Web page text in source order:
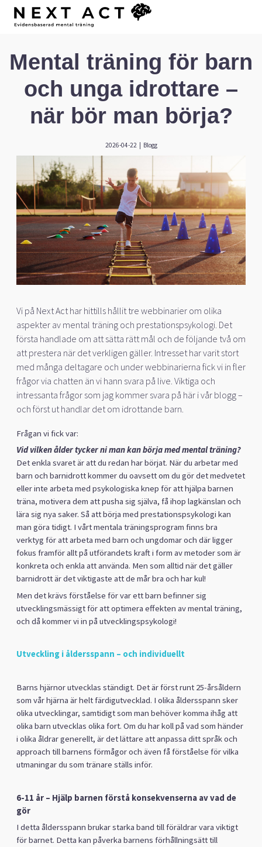
Mental träning för barn
och unga idrottare –
när bör man börja?
2026-04-22| Blogg
Vi på Next Act har hittills hållit tre webbinarier om olika
aspekter av mental träning och prestationspsykologi. Det
första handlade om att sätta rätt mål och de följande två om
att prestera när det verkligen gäller. Intresset har varit stort
med många deltagare och under webbinarierna fick vi in fler
frågor via chatten än vi hann svara på live. Viktiga och
intressanta frågor som jag kommer svara på här i vår blogg –
och först ut handlar det om idrottande barn.
Frågan vi fick var:
Vid vilken ålder tycker ni man kan börja med mental träning?
Det enkla svaret är att du redan har börjat. När du arbetar med
barn och barnidrott kommer du oavsett om du gör det medvetet
eller inte arbeta med psykologiska knep för att hjälpa barnen
träna, motivera dem att pusha sig själva, få ihop lagkänslan och
lära sig nya saker. Så att börja med prestationspsykologi kan
man göra tidigt. I vårt mentala träningsprogram finns bra
verktyg för att arbeta med barn och ungdomar och där ligger
fokus framför allt på utförandets kraft i form av metoder som är
konkreta och enkla att använda. Men som alltid när det gäller
barnidrott är det viktigaste att de mår bra och har kul!
Men det krävs förståelse för var ett barn befinner sig
utvecklingsmässigt för att optimera effekten av mental träning,
och då kommer vi in på utvecklingspsykologi!
Utveckling i åldersspann – och individuellt
Barns hjärnor utvecklas ständigt. Det är först runt 25-årsåldern
som vår hjärna är helt färdigutvecklad. I olika åldersspann sker
olika utvecklingar, samtidigt som man behöver komma ihåg att
olika barn utvecklas olika fort. Om du har koll på vad som händer
i olika åldrar generellt, är det lättare att anpassa ditt språk och
approach till barnens förmågor och även få förståelse för vilka
utmaningar du som tränare ställs inför.
6-11 år – Hjälp barnen förstå konsekvenserna av vad de
gör
I detta åldersspann brukar starka band till föräldrar vara viktigt
för barnet. Detta kan påverka barnens förhållningsätt till